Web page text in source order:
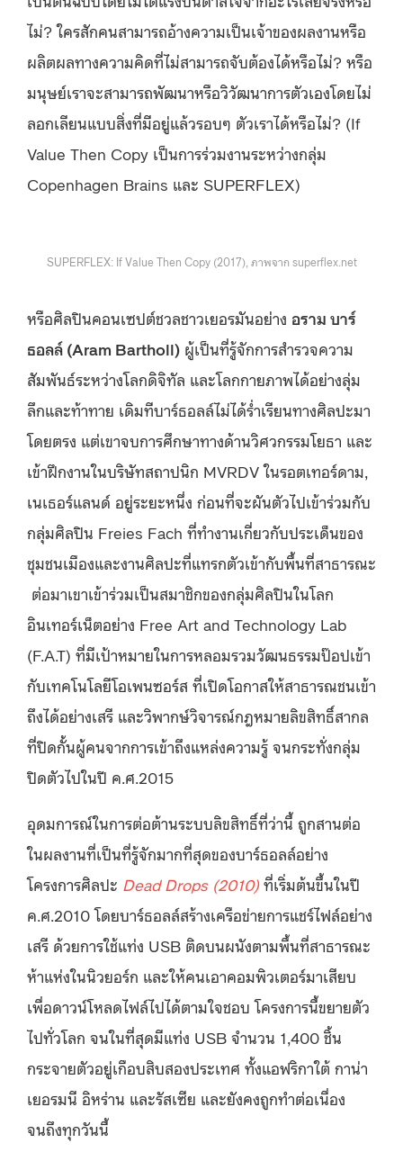
ไม่? ใครสักคนสามารถอ้างความเป็นเจ้าของผลงานหรือ
ผลิตผลทางความคิดที่ไม่สามารถจับต้องได้หรือไม่? หรือ
มนุษย์เราจะสามารถพัฒนาหรือวิวัฒนาการตัวเองโดยไม่
ลอกเลียนแบบสิ่งที่มีอยู่แล้วรอบๆ ตัวเราได้หรือไม่? (If
Value Then Copy เป็นการร่วมงานระหว่างกลุ่ม
Copenhagen Brains และ SUPERFLEX)
SUPERFLEX: If Value Then Copy (2017), ภาพจาก superflex.net
หรือศิลปินคอนเซปต์ชวลชาวเยอรมันอย่าง อราม บาร์
ธอลล์ (Aram Bartholl) ผู้เป็นที่รู้จักการสำรวจความ
สัมพันธ์ระหว่างโลกดิจิทัล และโลกกายภาพได้อย่างลุ่ม
ลึกและท้าทาย เดิมทีบาร์ธอลล์ไม่ได้ร่ำเรียนทางศิลปะมา
โดยตรง แต่เขาจบการศึกษาทางด้านวิศวกรรมโยธา และ
เข้าฝึกงานในบริษัทสถาปนิก MVRDVในรอตเทอร์ดาม,
เนเธอร์แลนด์ อยู่ระยะหนึ่ง ก่อนที่จะผันตัวไปเข้าร่วมกับ
กลุ่มศิลปิน Freies Fach ที่ทำงานเกี่ยวกับประเด็นของ
ชุมชนเมืองและงานศิลปะที่แทรกตัวเข้ากับพื้นที่สาธารณะ
ต่อมาเขาเข้าร่วมเป็นสมาชิกของกลุ่มศิลปินในโลก
อินเทอร์เน็ตอย่าง Free Art and Technology Lab
(F.A.T) ที่มีเป้าหมายในการหลอมรวมวัฒนธรรมป๊อปเข้า
กับเทคโนโลยีโอเพนซอร์ส ที่เปิดโอกาสให้สาธารณชนเข้า
ถึงได้อย่างเสรี และวิพากษ์วิจารณ์กฎหมายลิขสิทธิ์สากล
ที่ปิดกั้นผู้คนจากการเข้าถึงแหล่งความรู้ จนกระทั่งกลุ่ม
ปิดตัวไปในปี ค.ศ. 2015
อุดมการณ์ในการต่อต้านระบบลิขสิทธิ์ที่ว่านี้ ถูกสานต่อ
ในผลงานที่เป็นที่รู้จักมากที่สุดของบาร์ธอลล์อย่าง
โครงการศิลปะ Dead Drops (2010)ที่เริ่มต้นขึ้นในปี
ค.ศ. 2010 โดยบาร์ธอลล์สร้างเครือข่ายการแชร์ไฟล์อย่าง
เสรี ด้วยการใช้แท่ง USB ติดบนผนังตามพื้นที่สาธารณะ
ห้าแห่งในนิวยอร์ก และให้คนเอาคอมพิวเตอร์มาเสียบ
เพื่อดาวน์โหลดไฟล์ไปได้ตามใจชอบ โครงการนี้ขยายตัว
ไปทั่วโลก จนในที่สุดมีแท่ง USB จำนวน 1,400 ชิ้น
กระจายตัวอยู่เกือบสิบสองประเทศ ทั้งแอฟริกาใต้ กาน่า
เยอรมนี อิหร่าน และรัสเซีย และยังคงถูกทำต่อเนื่อง
จนถึงทุกวันนี้